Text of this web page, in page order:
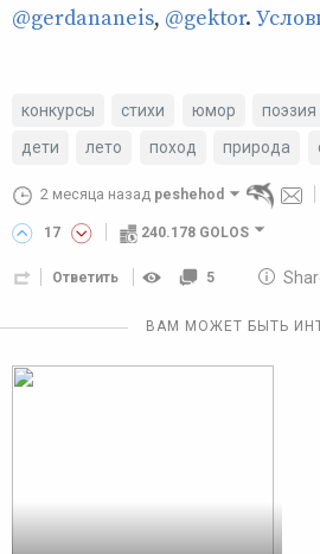
@gerdananeis, @gektor.
конкурсы стихи юмор поэзия
дети
лето поход природа
2 месяца назад peshehod
17 240.178 GOLOS
Ответить 5 10
ВАМ МОЖЕТ БЫТЬ